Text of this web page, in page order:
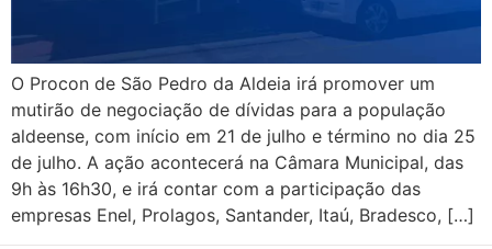
O Procon de São Pedro da Aldeia irá promover um
mutirão de negociação de dívidas para a população
aldeense, com início em 21 de julho e término no dia 25
de julho. A ação acontecerá na Câmara Municipal, das
9h às 16h30, e irá contar com a participação das
empresas Enel, Prolagos, Santander, Itaú, Bradesco, […]